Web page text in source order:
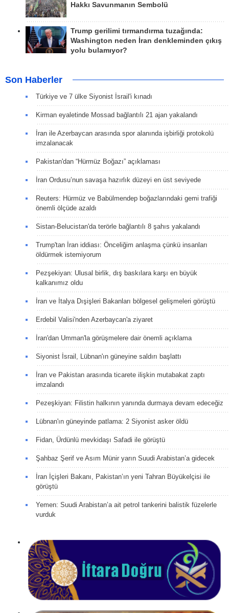
Hakkı Savunmanın Sembolü
Trump gerilimi tırmandırma tuzağında:
Washington neden İran denkleminden çıkış
yolu bulamıyor?
Son Haberler
Türkiye ve 7 ülke Siyonist İsrail'i kınadı
Kirman eyaletinde Mossad bağlantılı 21 ajan yakalandı
İran ile Azerbaycan arasında spor alanında işbirliği protokolü
imzalanacak
Pakistan'dan “Hürmüz Boğazı” açıklaması
İran Ordusu’nun savaşa hazırlık düzeyi en üst seviyede
Reuters: Hürmüz ve Babülmendep boğazlarındaki gemi trafiği
önemli ölçüde azaldı
Sistan-Belucistan'da terörle bağlantılı 8 şahıs yakalandı
Trump'tan İran iddiası: Önceliğim anlaşma çünkü insanları
öldürmek istemiyorum
Pezşekiyan: Ulusal birlik, dış baskılara karşı en büyük
kalkanımız oldu
İran ve İtalya Dışişleri Bakanları bölgesel gelişmeleri görüştü
Erdebil Valisi'nden Azerbaycan'a ziyaret
İran'dan Umman'la görüşmelere dair önemli açıklama
Siyonist İsrail, Lübnan'ın güneyine saldırı başlattı
İran ve Pakistan arasında ticarete ilişkin mutabakat zaptı
imzalandı
Pezeşkiyan: Filistin halkının yanında durmaya devam edeceğiz
Lübnan'ın güneyinde patlama: 2 Siyonist asker öldü
Fidan, Ürdünlü mevkidaşı Safadi ile görüştü
Şahbaz Şerif ve Asım Münir yarın Suudi Arabistan’a gidecek
İran İçişleri Bakanı, Pakistan’ın yeni Tahran Büyükelçisi ile
görüştü
Yemen: Suudi Arabistan’a ait petrol tankerini balistik füzelerle
vurduk